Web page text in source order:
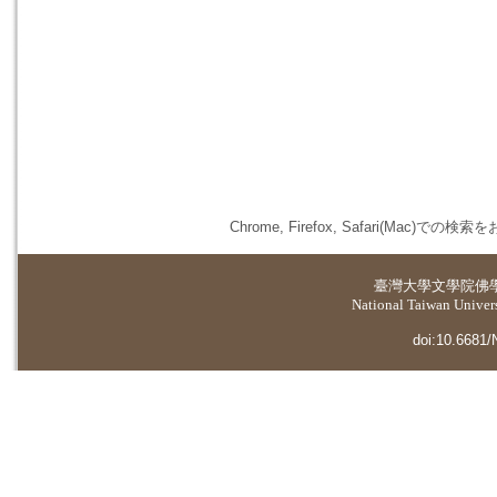
Chrome, Firefox, Safari(Mac)での検索を
臺灣大學文學院佛
National Taiwan
doi:10.6681/